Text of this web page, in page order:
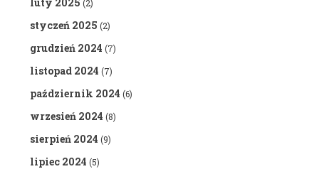
(2)
styczeń 2025 (2)
grudzień 2024 (7)
listopad 2024 (7)
październik 2024 (6)
wrzesień 2024 (8)
sierpień 2024 (9)
lipiec 2024 (5)